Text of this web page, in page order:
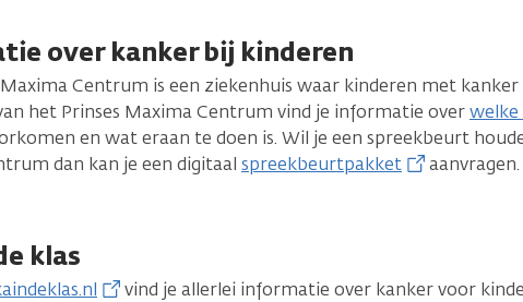
over kanker bij kinderen
Centrum is een ziekenhuis waar kinderen met
het Prinses Maxima Centrum vind je informatie over
en wat eraan te doen is. Wil je een spreekbeurt
dan kan je een digitaal spreekbeurtpakket aanvragen.
klas
vind je allerlei informatie over kanker voor